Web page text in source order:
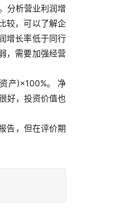
分析营业利润增
较，可以了解企
增长率低于同行
，需要加强经营
产)×100%。 净
好，投资价值也
告，但在评价期